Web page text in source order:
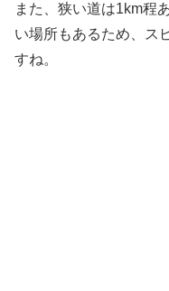
また、狭い道は1km程
い場所もあるため、ス
すね。